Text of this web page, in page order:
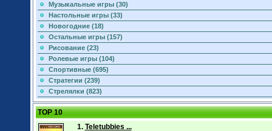
Музыкальные игры (30)
Настольные игры (33)
Новогодние (18)
Остальные игры (157)
Рисование (23)
Ролевые игры (104)
Спортивные (695)
Стратегии (239)
Стрелялки (823)
TOP 10
1. Teletubbies ...